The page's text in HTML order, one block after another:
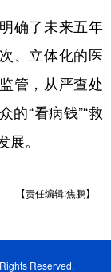
确了未来五年
、立体化的医
管，从严查处
的“看病钱”“救
展。
【责任编辑:焦鹏】
Reserved.